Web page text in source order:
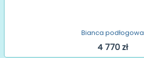
Bianca podłogowa
4 770 zł